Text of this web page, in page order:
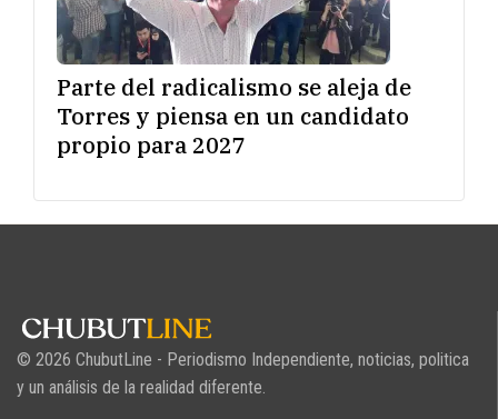
Parte del radicalismo se aleja de
Torres y piensa en un candidato
propio para 2027
© 2026 ChubutLine - Periodismo Independiente, noticias, politica
y un análisis de la realidad diferente.